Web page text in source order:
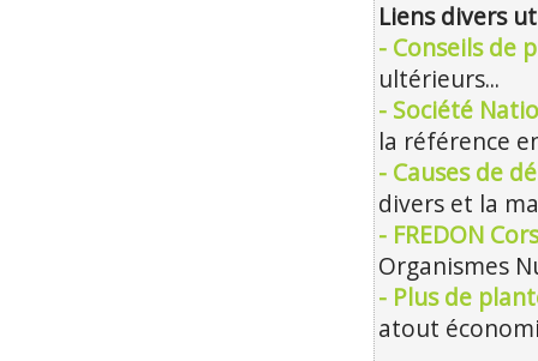
Liens divers
- Conseils de
ultérieurs...
- Société
la référence
- Causes de
divers et la
- FREDON
Organismes
- Plus de
atout